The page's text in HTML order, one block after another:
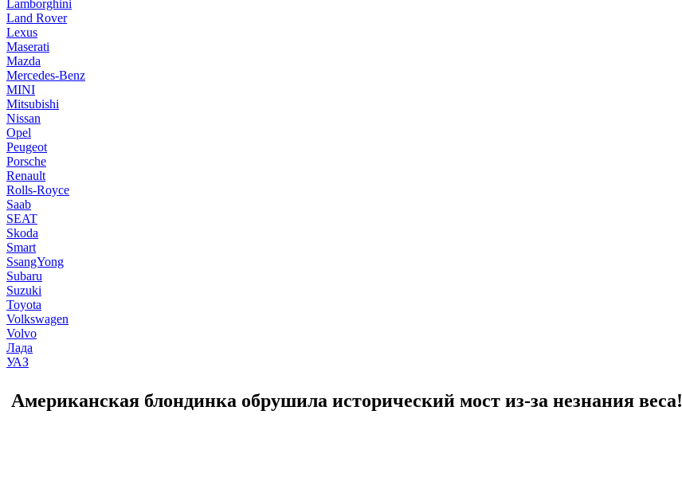
Lamborghini
Land Rover
Lexus
Maserati
Mazda
Mercedes-Benz
MINI
Mitsubishi
Nissan
Opel
Peugeot
Porsche
Renault
Rolls-Royce
Saab
SEAT
Skoda
Smart
SsangYong
Subaru
Suzuki
Toyota
Volkswagen
Volvo
Лада
УАЗ
Американская блондинка обрушила исторический мост из-за незнания веса!